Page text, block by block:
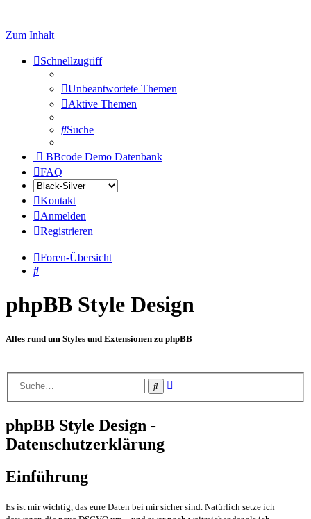
Zum Inhalt
Schnellzugriff
Unbeantwortete Themen
Aktive Themen
Suche
BBcode Demo Datenbank
FAQ
Kontakt
Anmelden
Registrieren
Foren-Übersicht
Suche
phpBB Style Design
Alles rund um Styles und Extensionen zu phpBB
Suche
phpBB Style Design -
Datenschutzerklärung
Einführung
Es ist mir wichtig, das eure Daten bei mir sicher sind. Natürlich setze ich